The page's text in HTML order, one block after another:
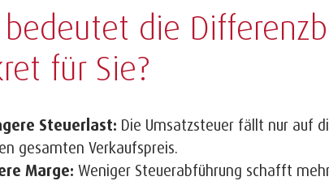
bedeutet die
für Sie?
Steuerlast: Die Umsatzsteuer fällt nur auf
gesamten Verkaufspreis.
Marge: Weniger Steuerabführung schafft